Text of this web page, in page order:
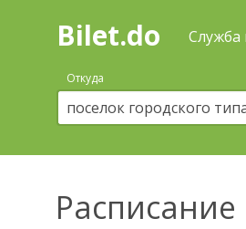
Поиск
покупка
билетов
автобус
онлайн
Bilet.do Служба
Откуда
Расписание